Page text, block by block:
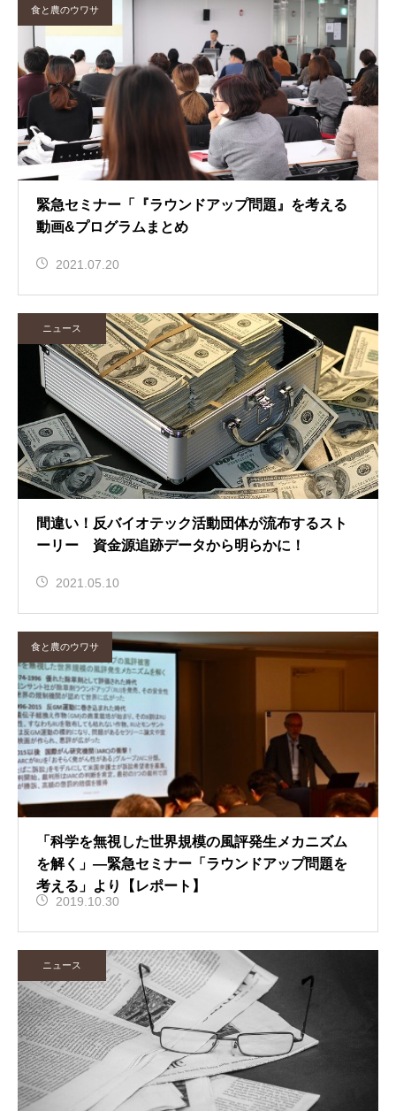
食と農のウワサ
緊急セミナー「『ラウンドアップ問題』を考える
動画&プログラムまとめ
2021.07.20
ニュース
間違い！反バイオテック活動団体が流布するスト
ーリー 資金源追跡データから明らかに！
2021.05.10
食と農のウワサ
「科学を無視した世界規模の風評発生メカニズム
を解く」―緊急セミナー「ラウンドアップ問題を
考える」より【レポート】
2019.10.30
ニュース